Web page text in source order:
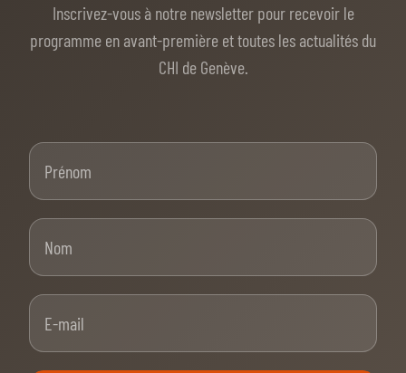
Inscrivez-vous à notre newsletter pour recevoir le
programme en avant-première et toutes les actualités du
CHI de Genève.